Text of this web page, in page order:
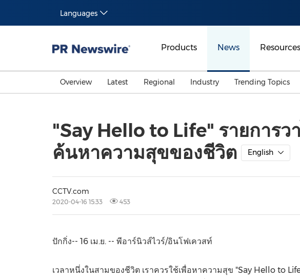
Languages
Products News Resources
Overview Latest Regional Industry Trending Topics
"Say Hello to Life" รายการ
ค้นหาความสุขของชีวิต
English
CCTV.com
2020-04-16 15:33 453
ปักกิ่ง-- 16 เม.ย. -- พีอาร์นิวส์ไวร์/อินโฟเควสท์
เวลาหนึ่งในสามของชีวิต เราควรใช้เพื่อหาความสุข "Say Hello to